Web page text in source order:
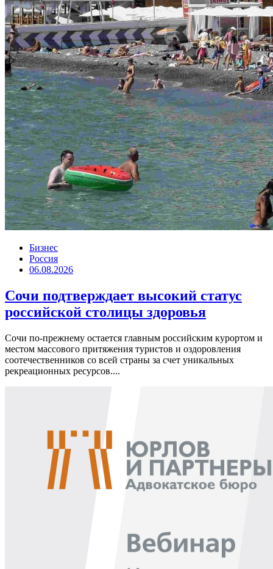
Бизнес
Россия
06.08.2026
Сочи подтверждает высокий статус
российской столицы здоровья
Сочи по-прежнему остается главным российским курортом и
местом массового притяжения туристов и оздоровления
соотечественников со всей страны за счет уникальных
рекреационных ресурсов....